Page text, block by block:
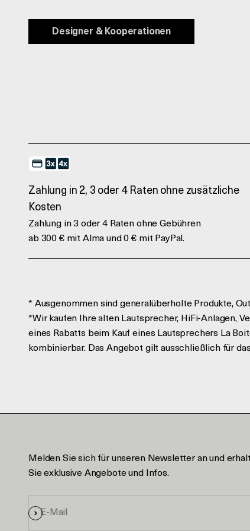
Designer & Kooperationen
Zahlung in 2, 3 oder 4 Raten ohne zusätzliche
Kosten
Zahlung in 3 oder 4 Raten ohne Gebühren
ab 300 € mit Alma und 0 € mit PayPal.
* Ausgenommen sind generalüberholte Produkte,
*Wir kaufen Ihre alten Lautsprecher, HiFi-Anlagen,
eines Rabatts beim Kauf eines Lautsprechers La
kombinierbar. Das Angebot gilt ausschließlich für
Melden Sie sich für unseren Newsletter an und
Sie exklusive Angebote und Infos.
E-Mail
Anmelden